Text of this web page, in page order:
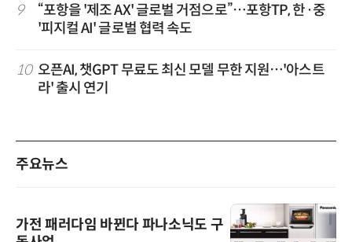
9
“포항을 '제조 AX' 글로벌 거점으로”…포항TP, 한·중
'피지컬 AI' 글로벌 협력 속도
10 오픈AI, 챗GPT 무료도 최신 모델 무한 지원…'아스트
라' 출시 연기
주요뉴스
가전 패러다임 바뀐다 파나소닉도 구